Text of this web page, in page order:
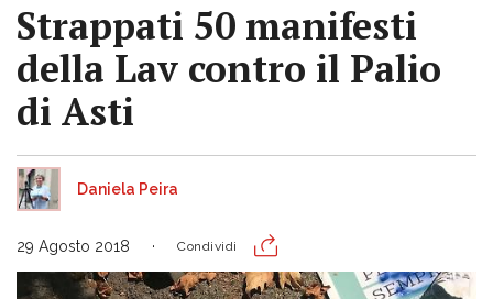
Strappati 50 manifesti
della Lav contro il Palio
di Asti
Daniela Peira
29 Agosto 2018 Condividi